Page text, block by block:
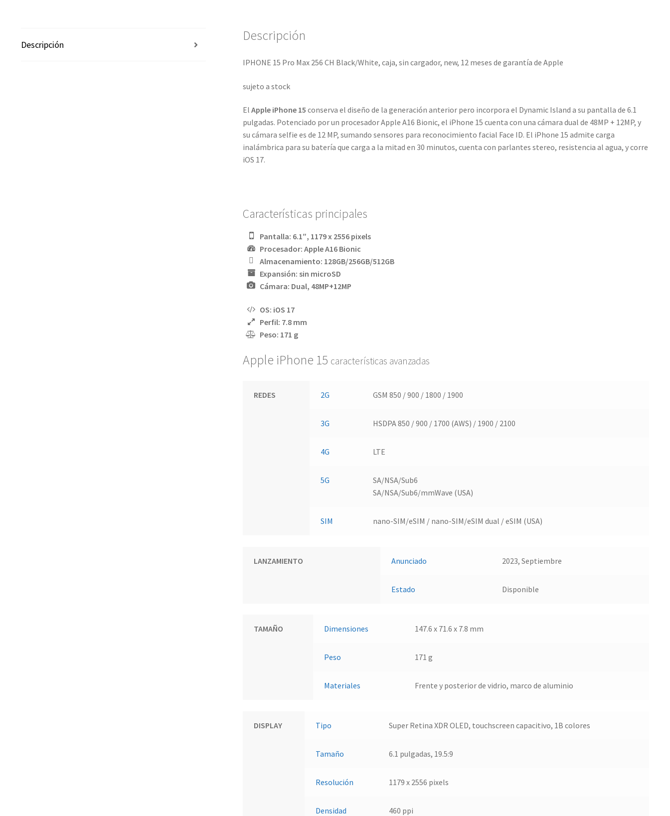
Descripción
Descripción
IPHONE 15 Pro Max 256 CH Black/White, caja, sin cargador, new, 12 meses de garantía de Apple
sujeto a stock
El Apple iPhone 15 conserva el diseño de la generación anterior pero incorpora el Dynamic Island a su pantalla de 6.1
pulgadas. Potenciado por un procesador Apple A16 Bionic, el iPhone 15 cuenta con una cámara dual de 48MP + 12MP, y
su cámara selfie es de 12 MP, sumando sensores para reconocimiento facial Face ID. El iPhone 15 admite carga
inalámbrica para su batería que carga a la mitad en 30 minutos, cuenta con parlantes stereo, resistencia al agua, y corre
iOS 17.
Características principales
Pantalla: 6.1″, 1179 x 2556 pixels
Procesador: Apple A16 Bionic
Almacenamiento: 128GB/256GB/512GB
Expansión: sin microSD
Cámara: Dual, 48MP+12MP
OS: iOS 17
Perfil: 7.8 mm
Peso: 171 g
Apple iPhone 15 características avanzadas
REDES 2G GSM 850 / 900 / 1800 / 1900
3G HSDPA 850 / 900 / 1700 (AWS) / 1900 / 2100
4G LTE
5G
SA/NSA/Sub6
SA/NSA/Sub6/mmWave (USA)
SIM nano-SIM/eSIM / nano-SIM/eSIM dual / eSIM (USA)
LANZAMIENTO Anunciado 2023, Septiembre
Estado Disponible
TAMAÑO Dimensiones 147.6 x 71.6 x 7.8 mm
Peso 171 g
Materiales Frente y posterior de vidrio, marco de aluminio
DISPLAY Tipo Super Retina XDR OLED, touchscreen capacitivo, 1B colores
Tamaño 6.1 pulgadas, 19.5:9
Resolución 1179 x 2556 pixels
Densidad 460 ppi